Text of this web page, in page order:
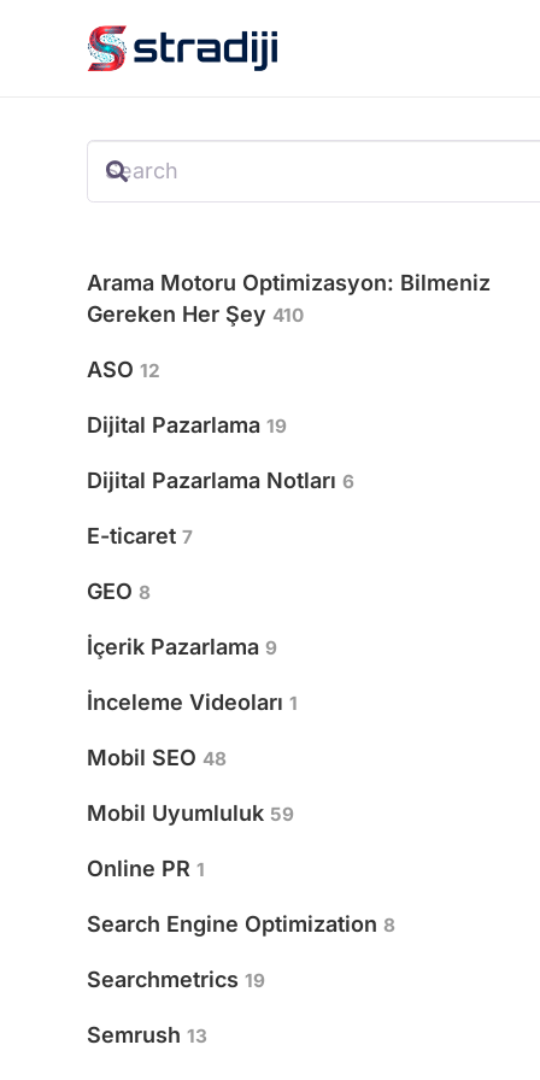
Arama Motoru Optimizasyon: Bilmeniz
Gereken Her Şey 410
ASO 12
Dijital Pazarlama 19
Dijital Pazarlama Notları 6
E-ticaret 7
GEO 8
İçerik Pazarlama 9
İnceleme Videoları 1
Mobil SEO 48
Mobil Uyumluluk 59
Online PR 1
Search Engine Optimization 8
Searchmetrics 19
Semrush 13